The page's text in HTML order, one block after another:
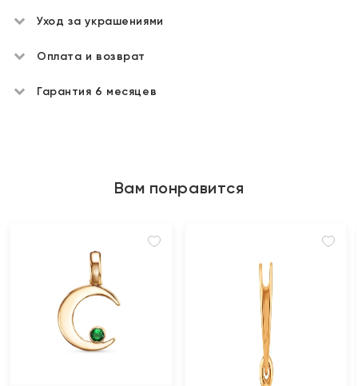
Уход за украшениями
Оплата и возврат
Гарантия 6 месяцев
Вам понравится